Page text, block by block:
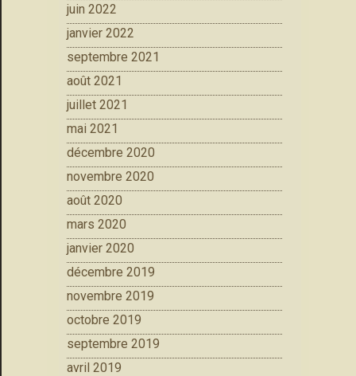
juin 2022
janvier 2022
septembre 2021
août 2021
juillet 2021
mai 2021
décembre 2020
novembre 2020
août 2020
mars 2020
janvier 2020
décembre 2019
novembre 2019
octobre 2019
septembre 2019
avril 2019